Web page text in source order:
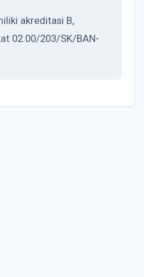
akreditasi B,
02.00/203/SK/BAN-